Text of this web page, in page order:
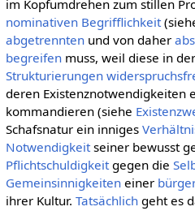
im Kopfumdrehen zum stillen
nominativen Begrifflichkeit
abgetrenntenund von daher
begreifenmuss, weil diese in der
Strukturierungen
deren Existenznotwendigkeiten
kommandieren (siehe
Schafsnatur ein inniges
Notwendigkeitseiner bewusst
Pflichtschuldigkeitgegen die
Gemeinsinnigkeiteneiner
ihrer Kultur. Tatsächlichgeht es